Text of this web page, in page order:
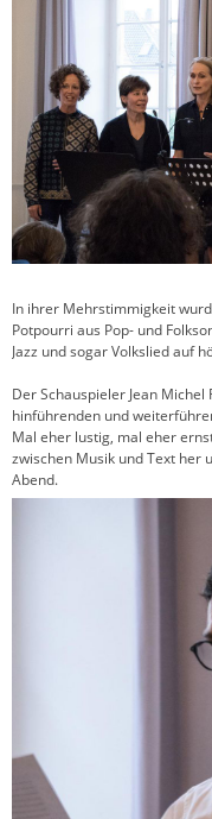
In ihrer Mehrstimmigkeit
Potpourri aus Pop- und
Jazz und sogar Volkslied auf
Der Schauspieler Jean
hinführenden und
Mal eher lustig, mal eher
zwischen Musik und Text her
Abend.